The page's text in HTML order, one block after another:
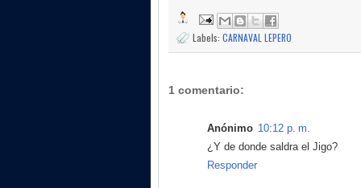
Labels: CARNAVAL LEPERO
1 comentario:
Anónimo 10:12 p. m.
¿Y de donde saldra el Jigo?
Responder